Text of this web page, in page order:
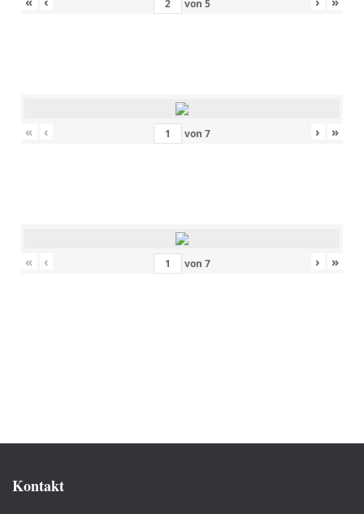
von 5
« ‹ von 7 › »
« ‹ von 7 › »
Kontakt